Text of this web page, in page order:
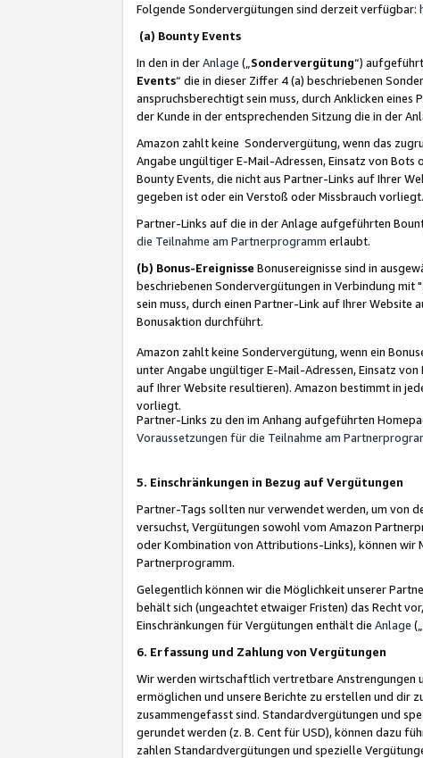
Folgende Sondervergütungen sind derzeit verfügbar:
(a) Bounty Events
In den in derAnlage („ Sondervergütung“)
Events“ die in dieser Ziffer 4 (a) beschriebenen
anspruchsberechtigt sein muss, durch Anklicken
der Kunde in der entsprechenden Sitzung die in der
Amazon zahlt keine Sondervergütung, wenn das
Angabe ungültiger E-Mail-Adressen, Einsatz von
Bounty Events, die nicht aus Partner-Links auf Ihrer
gegeben ist oder ein Verstoß oder Missbrauch vorliegt.
Partner-Links auf die in der Anlage aufgeführten
die Teilnahme am Partnerprogramm erlaubt.
(b) Bonus-Ereignisse Bonusereignisse sind in
beschriebenen Sondervergütungen in Verbindung mit "
sein muss, durch einen Partner-Link auf Ihrer Website
Bonusaktion durchführt.
Amazon zahlt keine Sondervergütung, wenn ein
unter Angabe ungültiger E-Mail-Adressen, Einsatz
auf Ihrer Website resultieren). Amazon bestimmt in
vorliegt.
Partner-Links zu den im Anhang aufgeführten
Voraussetzungen für die Teilnahme am
5. Einschränkungen in Bezug auf Vergütungen
Partner-Tags sollten nur verwendet werden, um von
versuchst, Vergütungen sowohl vom Amazon
oder Kombination von Attributions-Links), können wir
Partnerprogramm.
Gelegentlich können wir die Möglichkeit unserer
behält sich (ungeachtet etwaiger Fristen) das Recht
Einschränkungen für Vergütungen enthält die Anlage („
6. Erfassung und Zahlung von Vergütungen
Wir werden wirtschaftlich vertretbare Anstrengungen
ermöglichen und unsere Berichte zu erstellen und dir
zusammengefasst sind. Standardvergütungen und
gerundet werden (z. B. Cent für USD), können dazu
zahlen Standardvergütungen und spezielle